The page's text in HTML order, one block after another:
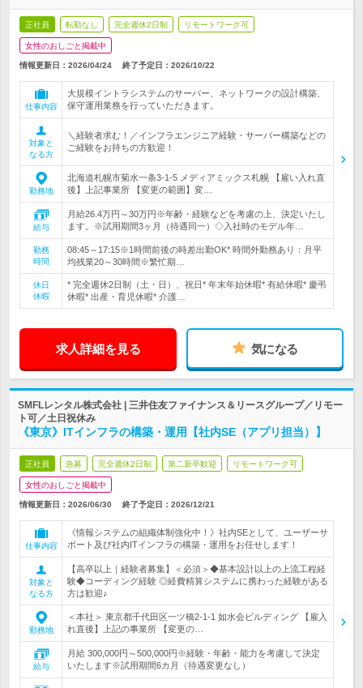
正社員 転勤なし 完全週休2日制 リモートワーク可
女性のおしごと掲載中
情報更新日：2026/04/24 終了予定日： 2026/10/22
仕事内容
大規模イントラシステムのサーバー、ネットワークの設計構築、
保守運用業務を行っていただきます。
対象と
なる方
＼経験者求む！／インフラエンジニア経験・サーバー構築などの
ご経験をお持ちの方歓迎！
勤務地
北海道札幌市菊水一条3-1-5 メディアミックス札幌 【雇い入れ直
後】上記事業所 【変更の範囲】変…
給与
月給26.4万円～30万円※年齢・経験などを考慮の上、決定いたし
ます。※試用期間3ヶ月（待遇同一）◇入社時のモデル年…
勤務
時間
08:45～17:15※1時間前後の時差出勤OK* 時間外勤務あり：月平
均残業20～30時間※繁忙期…
休日
休暇
* 完全週休2日制（土・日）、祝日* 年末年始休暇* 有給休暇* 慶弔
休暇* 出産・育児休暇* 介護…
求人詳細を見る 気になる
SMFLレンタル株式会社 | 三井住友ファイナンス＆リースグループ／リモー
ト可／土日祝休み
《東京》ITインフラの構築・運用【社内SE（アプリ担当）】
正社員 急募 完全週休2日制 第二新卒歓迎 リモートワーク可
女性のおしごと掲載中
情報更新日：2026/06/30 終了予定日： 2026/12/21
仕事内容
《情報システムの組織体制強化中！》社内SEとして、ユーザーサ
ポート及び社内ITインフラの構築・運用をお任せします！
対象と
なる方
【高卒以上｜経験者募集】＜必須＞◆基本設計以上の上流工程経
験◆コーディング経験 ◎経費精算システムに携わった経験がある
方は歓迎♪
勤務地
＜本社＞ 東京都千代田区一ツ橋2-1-1 如水会ビルディング 【雇入
れ直後】上記の事業所 【変更の…
給与
月給 300,000円～500,000円※経験・年齢・能力を考慮して決定
いたします※試用期間6カ月（待遇変更なし）